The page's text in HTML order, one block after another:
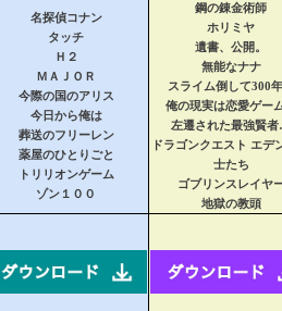
名探偵コナン
タッチ
Ｈ２
ＭＡＪＯＲ
今際の国のアリス
今日から俺は
葬送のフリーレン
薬屋のひとりごと
トリリオンゲーム
ゾン１００
鋼の錬金術師
ホリミヤ
遺書、公開。
無能なナナ
スライム倒して300
俺の現実は恋愛ゲー
左遷された最強賢
ドラゴンクエスト エデ
士たち
ゴブリンスレイヤ
地獄の教頭